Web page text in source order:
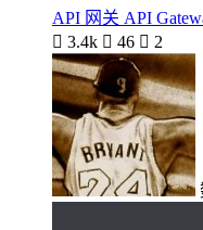
API 网关 API
 3.4k  46  2